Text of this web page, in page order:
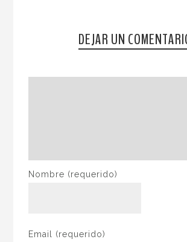
DEJAR UN
Nombre (requerido)
Email (requerido)